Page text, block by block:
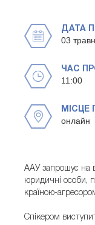
ДАТА
03
ЧАС
11:00
МІСЦЕ
онлайн
ААУ запрошує на
юридичні особи,
країною-
Спікером